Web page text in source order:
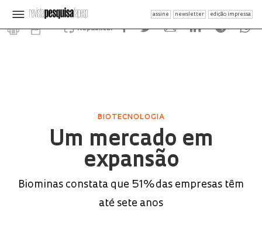
assine newsletter edição impressa
Republicar
BIOTECNOLOGIA
Um mercado em
expansão
Biominas constata que 51% das empresas têm
até sete anos